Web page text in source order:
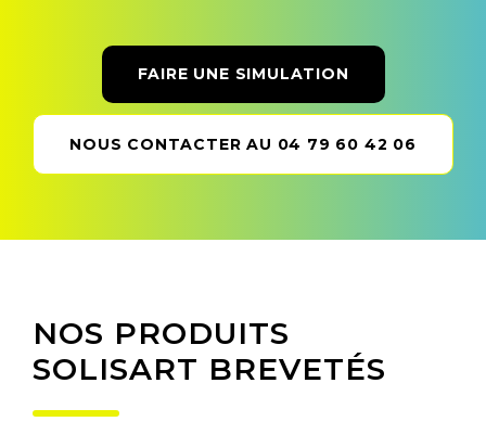
FAIRE UNE SIMULATION
NOUS CONTACTER AU 04 79 60 42 06
NOS PRODUITS
SOLISART BREVETÉS